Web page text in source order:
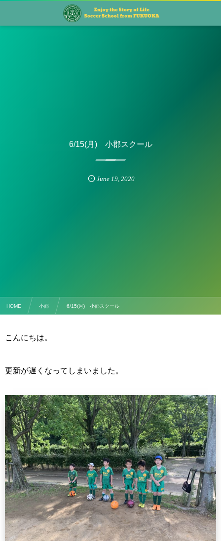
6/15(月) 小郡スクール
June 19,2020
HOME 小郡 6/15(月) 小郡スクール
こんにちは。
更新が遅くなってしまいました。